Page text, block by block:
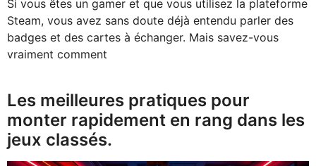
Si vous êtes un gamer et que vous utilisez la plateforme
Steam, vous avez sans doute déjà entendu parler des
badges et des cartes à échanger. Mais savez-vous
vraiment comment
Les meilleures pratiques pour
monter rapidement en rang dans les
jeux classés.